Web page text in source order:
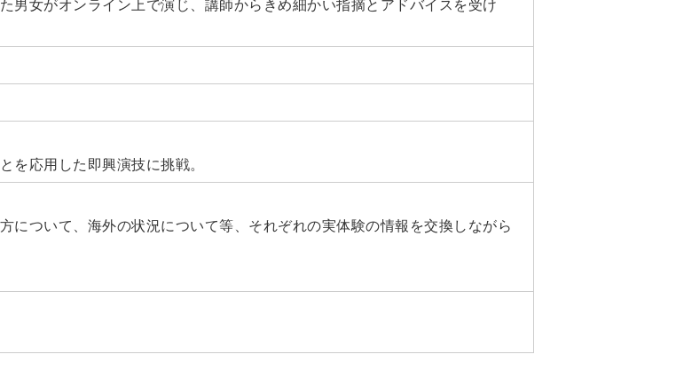
男女がオンライン上で演じ、講師からきめ細かい指摘とアドバイスを受け
を応用した即興演技に挑戦。
について、海外の状況について等、それぞれの実体験の情報を交換しながら